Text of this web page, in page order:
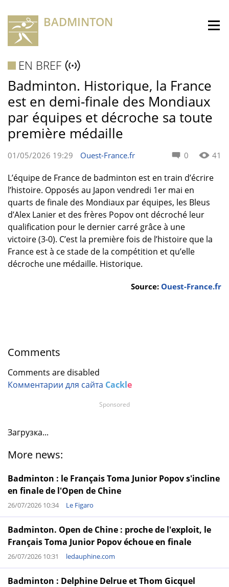
BADMINTON
EN BREF
Badminton. Historique, la France
est en demi-finale des Mondiaux
par équipes et décroche sa toute
première médaille
0 41
01/05/2026 19:29 Ouest-France.fr
L’équipe de France de badminton est en train d’écrire
l’histoire. Opposés au Japon vendredi 1er mai en
quarts de finale des Mondiaux par équipes, les Bleus
d’Alex Lanier et des frères Popov ont décroché leur
qualification pour le dernier carré grâce à une
victoire (3-0). C’est la première fois de l’histoire que la
France est à ce stade de la compétition et qu’elle
décroche une médaille. Historique.
Source: Ouest-France.fr
Comments
Comments are disabled
Комментарии для сайта Cackle
Загрузка...
More news:
Badminton : le Français Toma Junior Popov s'incline
en finale de l'Open de Chine
26/07/2026 10:34 Le Figaro
Badminton. Open de Chine : proche de l'exploit, le
Français Toma Junior Popov échoue en finale
26/07/2026 10:31 ledauphine.com
Badminton : Delphine Delrue et Thom Gicquel
Sponsored